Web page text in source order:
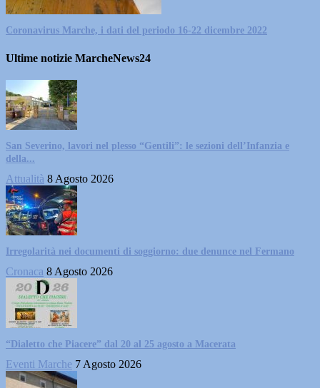
Coronavirus Marche, i dati del periodo 16-22 dicembre 2022
Ultime notizie MarcheNews24
San Severino, lavori nel plesso “Gentili”: le sezioni dell’Infanzia e
della...
Attualità 8 Agosto 2026
Irregolarità nei documenti di soggiorno: due denunce nel Fermano
Cronaca 8 Agosto 2026
“Dialetto che Piacere” dal 20 al 25 agosto a Macerata
Eventi Marche 7 Agosto 2026